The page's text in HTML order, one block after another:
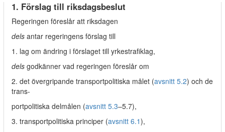
1. Förslag till riksdagsbeslut
Regeringen föreslår att riksdagen
dels antar regeringens förslag till
1. lag om ändring i förslaget till yrkestrafiklag,
dels godkänner vad regeringen föreslår om
2. det övergripande transportpolitiska målet (avsnitt 5.2) och de
trans-
portpolitiska delmålen (avsnitt 5.3–5.7),
3. transportpolitiska principer (avsnitt 6.1),